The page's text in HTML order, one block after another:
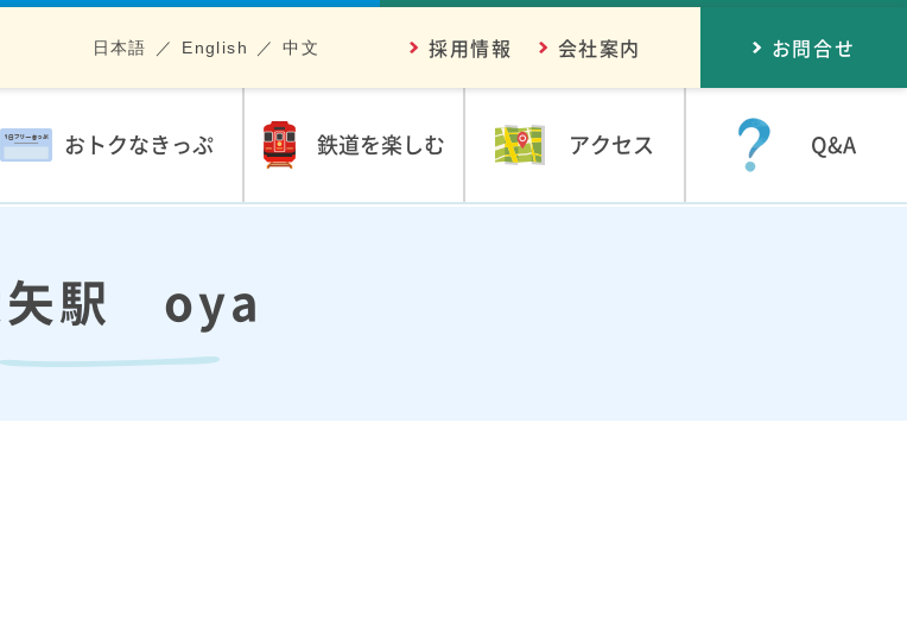
おトクなきっぷ 鉄道を楽しむ アクセス Q&A
採用情報 会社案内
日本語 English 中文 お問合せ
矢駅 oya